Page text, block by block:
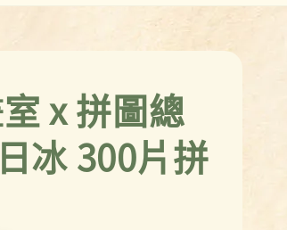
x 拼圖總
冰 300片拼